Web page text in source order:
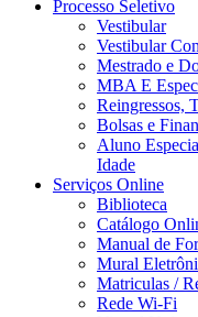
Processo Seletivo
Vestibular
Vestibular
Mestrado e
MBA E
Reingressos,
Bolsas e
Aluno
Idade
Serviços Online
Biblioteca
Catálogo
Manual de
Mural
Matriculas /
Rede Wi-Fi